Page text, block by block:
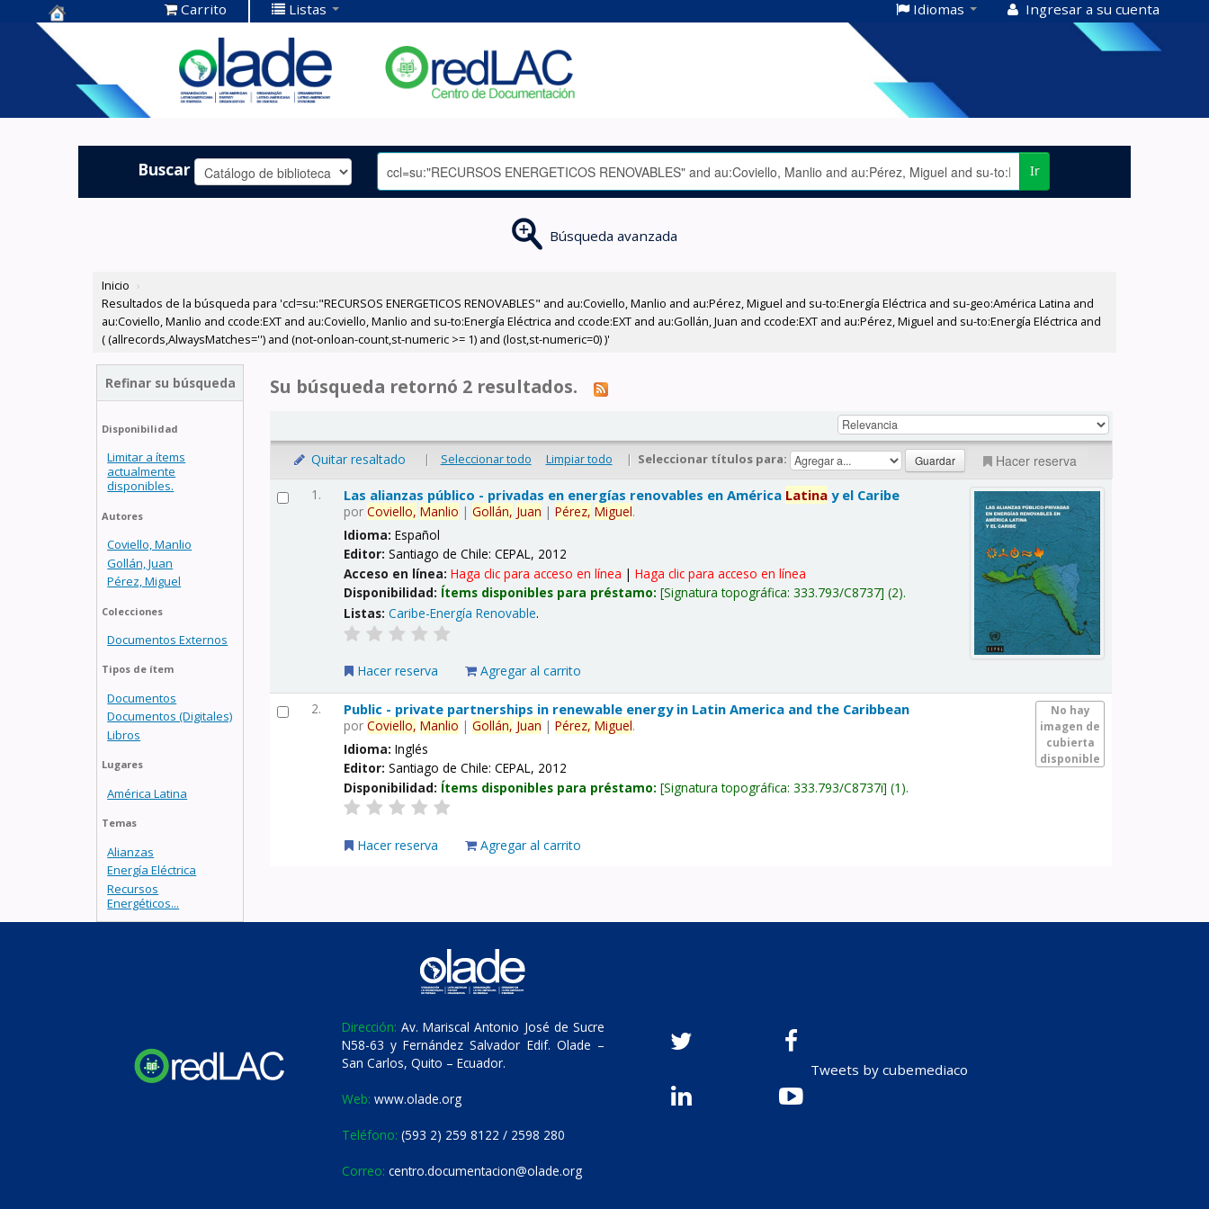
Centro de
Documentación
OLADE -
Carrito Listas Idiomas Ingresar a su cuenta
Buscar Ir
Búsqueda avanzada
Inicio ›
Resultados de la búsqueda para 'ccl=su:"RECURSOS ENERGETICOS RENOVABLES" and au:Coviello, Manlio and au:Pérez, Miguel and su-to:Energía Eléctrica and su-geo:América Latina and
au:Coviello, Manlio and ccode:EXT and au:Coviello, Manlio and su-to:Energía Eléctrica and ccode:EXT and au:Gollán, Juan and ccode:EXT and au:Pérez, Miguel and su-to:Energía Eléctrica and
( (allrecords,AlwaysMatches='') and (not-onloan-count,st-numeric >= 1) and (lost,st-numeric=0) )'
Refinar su búsqueda
Disponibilidad
Limitar a ítems
actualmente
disponibles.
Autores
Coviello, Manlio
Gollán, Juan
Pérez, Miguel
Colecciones
Documentos Externos
Tipos de ítem
Documentos
Documentos (Digitales)
Libros
Lugares
América Latina
Temas
Alianzas
Energía Eléctrica
Recursos
Energéticos...
Su búsqueda retornó 2 resultados.
Quitar resaltado | Seleccionar todo Limpiar todo | Seleccionar títulos para: Hacer reserva
1. Las alianzas público - privadas en energías renovables en América Latina y el Caribe
porCoviello, Manlio |Gollán, Juan |Pérez, Miguel.
Idioma:Español
Editor:Santiago de Chile: CEPAL, 2012
Acceso en línea:Haga clic para acceso en línea |Haga clic para acceso en línea
Disponibilidad: Ítems disponibles para préstamo: Signatura topográfica:333.793/C8737 (2).
Listas: Caribe-Energía Renovable.
Hacer reserva Agregar al carrito
2.
No hay
imagen de
cubierta
disponible
Public - private partnerships in renewable energy in Latin America and the Caribbean
porCoviello, Manlio |Gollán, Juan |Pérez, Miguel.
Idioma:Inglés
Editor:Santiago de Chile: CEPAL, 2012
Disponibilidad: Ítems disponibles para préstamo: Signatura topográfica:333.793/C8737i (1).
Hacer reserva Agregar al carrito
Dirección: Av. Mariscal Antonio José de Sucre
N58-63 y Fernández Salvador Edif. Olade –
San Carlos, Quito – Ecuador.
Web: www.olade.org
Teléfono: (593 2) 259 8122 / 2598 280
Correo: centro.documentacion@olade.org
Tweets by cubemediaco